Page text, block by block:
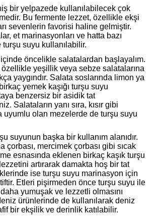
bir yelpazede kullanılabilecek çok
Bu fermente lezzet, özellikle ekşi
sevenlerin favorisi haline gelmiştir.
et marinasyonları ve hatta bazı
suyu kullanılabilir.
içinde öncelikle salatalardan başlayalım.
yeşillik veya sebze salatalarına
yaygındır. Salata soslarında limon ya
yemek kaşığı turşu suyu
benzersiz bir asidik tat
Salataların yanı sıra, kısır gibi
uyumlu olan mezelerde de turşu suyu
suyunun başka bir kullanım alanıdır.
çorbası, mercimek çorbası gibi sıcak
esnasında eklenen birkaç kaşık turşu
artırarak damakta hoş bir tat
ise turşu suyu marinasyon için
Etleri pişirmeden önce turşu suyu ile
yumuşak ve lezzetli olmasını
ürünlerinde de kullanılarak deniz
bir ekşilik ve derinlik katılabilir.